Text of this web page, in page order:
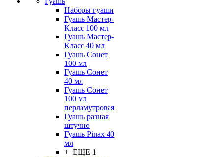
Наборы гуаши
Гуашь Мастер-
Класс 100 мл
Гуашь Мастер-
Класс 40 мл
Гуашь Сонет
100 мл
Гуашь Сонет
40 мл
Гуашь Сонет
100 мл
перламутровая
Гуашь разная
штучно
Гуашь Pinax 40
мл
+ ЕЩЕ 1